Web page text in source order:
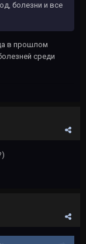
болезни и все
в прошлом
среди